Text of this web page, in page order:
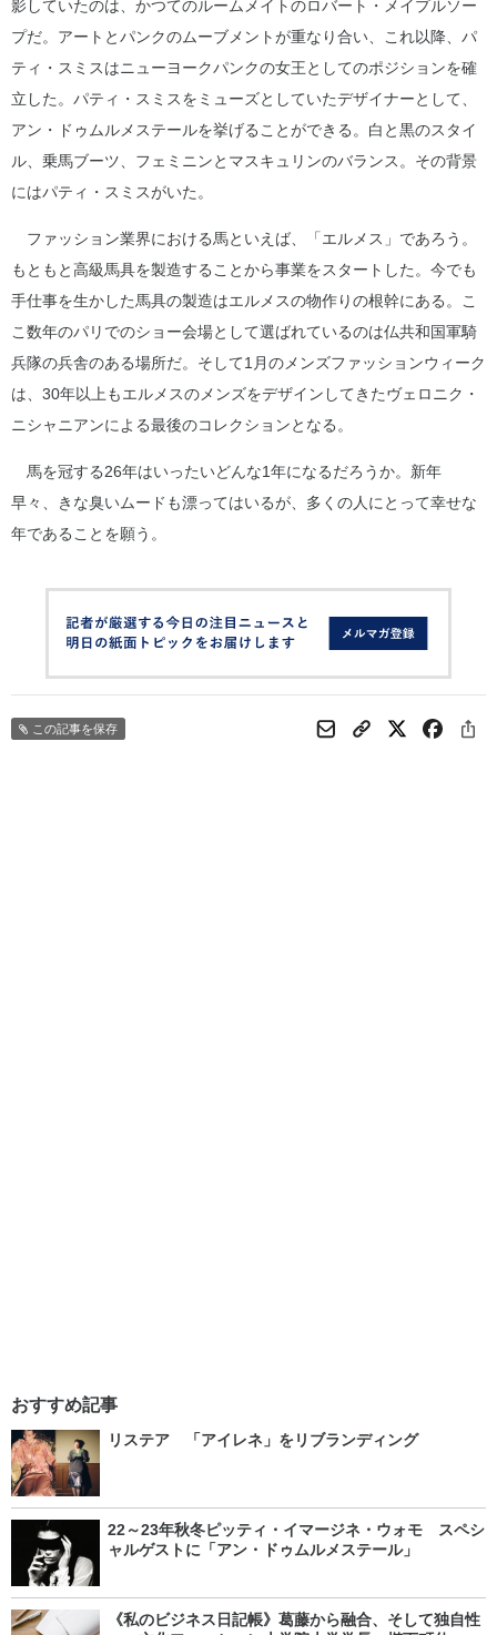
影していたのは、かつてのルームメイトのロバート・メイプルソー
プだ。アートとパンクのムーブメントが重なり合い、これ以降、パ
ティ・スミスはニューヨークパンクの女王としてのポジションを確
立した。パティ・スミスをミューズとしていたデザイナーとして、
アン・ドゥムルメステールを挙げることができる。白と黒のスタイ
ル、乗馬ブーツ、フェミニンとマスキュリンのバランス。その背景
にはパティ・スミスがいた。
ファッション業界における馬といえば、「エルメス」であろう。
もともと高級馬具を製造することから事業をスタートした。今でも
手仕事を生かした馬具の製造はエルメスの物作りの根幹にある。こ
こ数年のパリでのショー会場として選ばれているのは仏共和国軍騎
兵隊の兵舎のある場所だ。そして1月のメンズファッションウィーク
は、30年以上もエルメスのメンズをデザインしてきたヴェロニク・
ニシャニアンによる最後のコレクションとなる。
馬を冠する26年はいったいどんな1年になるだろうか。新年
早々、きな臭いムードも漂ってはいるが、多くの人にとって幸せな
年であることを願う。
この記事を保存
おすすめ記事
リステア 「アイレネ」をリブランディング
22～23年秋冬ピッティ・イマージネ・ウォモ スペシ
ャルゲストに「アン・ドゥムルメステール」
《私のビジネス日記帳》葛藤から融合、そして独自性